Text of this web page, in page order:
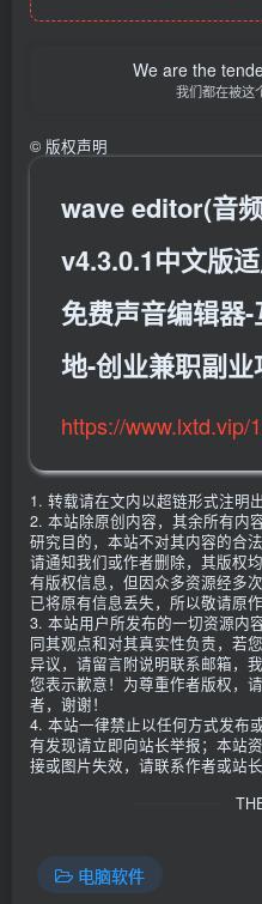
We are the
我们都在被这
© 版权声明
wave editor(音
v4.3.0.1中文版
免费声音编辑器
地-创业兼职副
https://www.lxtd.vip/
1. 转载请在文内以超链形式注明
2. 本站除原创内容，其余所有内
研究目的，本站不对其内容的合
请通知我们或作者删除，其版权
有版权信息，但因众多资源经多
已将原有信息丢失，所以敬请原作
3. 本站用户所发布的一切资源内
同其观点和对其真实性负责，若
异议，请留言附说明联系邮箱，
您表示歉意！为尊重作者版权，
者，谢谢！
4. 本站一律禁止以任何方式发布
有发现请立即向站长举报；本站
接或图片失效，请联系作者或站长
电脑软件